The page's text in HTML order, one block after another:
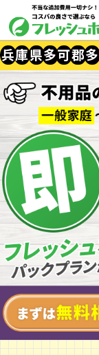
兵庫県多可郡多